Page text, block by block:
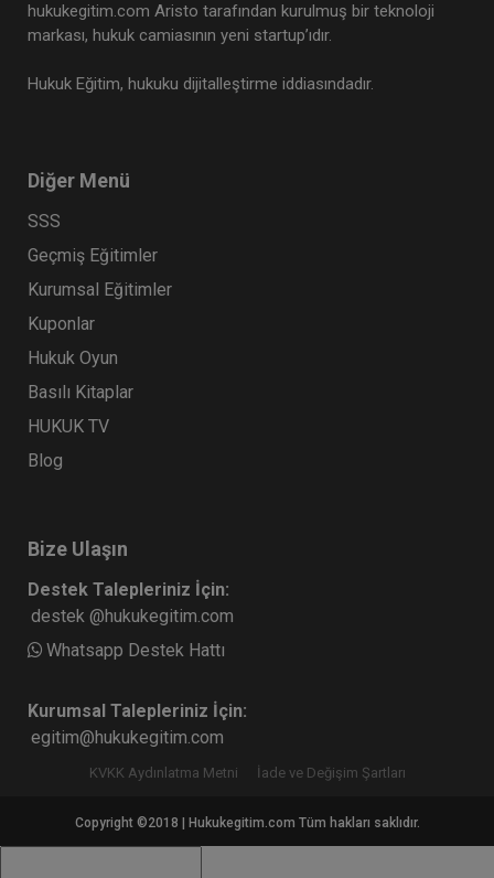
hukukegitim.com Aristo tarafından kurulmuş bir teknoloji
markası, hukuk camiasının yeni startup’ıdır.
Hukuk Eğitim, hukuku dijitalleştirme iddiasındadır.
Diğer Menü
SSS
Geçmiş Eğitimler
Kurumsal Eğitimler
Kuponlar
Hukuk Oyun
Basılı Kitaplar
HUKUK TV
Blog
Bize Ulaşın
Destek Talepleriniz İçin:
destek @hukukegitim.com
Whatsapp Destek Hattı
Kurumsal Talepleriniz İçin:
egitim@hukukegitim.com
KVKK Aydınlatma Metni İade ve Değişim Şartları
Copyright ©2018 | Hukukegitim.com Tüm hakları saklıdır.